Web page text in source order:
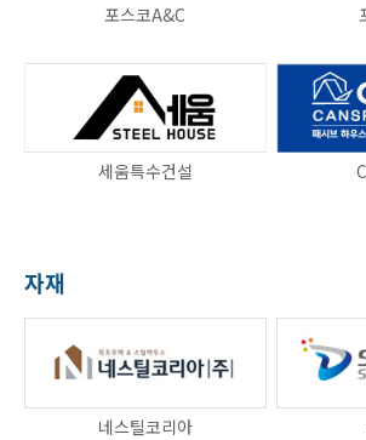
포스코A&C
세움특수건설
자재
네스틸코리아